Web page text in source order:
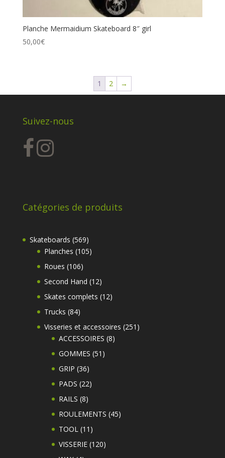
Planche Mermaidium Skateboard 8″ girl
50,00€
1 2 →
Suivez-nous
Catégories de produits
Skateboards 569569
produits
Planches 105105
Roues 106106
produits
Second Hand 1212
produits
Skates complets 1212
Trucks 8484
produits
Visseries et accessoires 251 251
ACCESSOIRES 88
GOMMES 51 51
GRIP 3636
produits
PADS 2222
RAILS 88
produits
ROULEMENTS 4545
TOOL 11 11
produits
VISSERIE 120120